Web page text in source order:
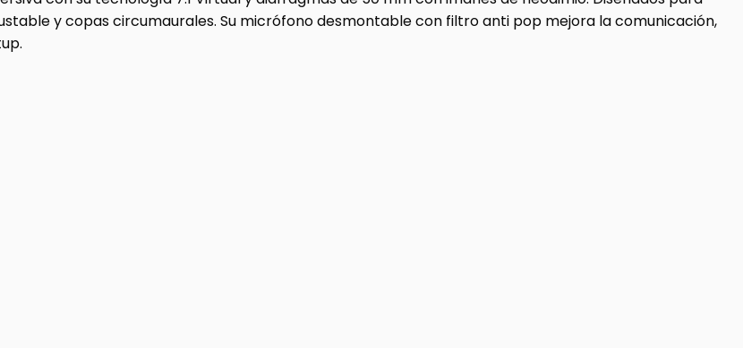
y copas circumaurales. Su micrófono desmontable con filtro anti pop mejora la comunicación,